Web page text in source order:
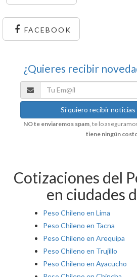
FACEBOOK
¿Quieres recibir
NO te enviaremos spam, te lo
tiene ningún
Cotizaciones del
en ciudades
Peso Chileno en Lima
Peso Chileno en Tacna
Peso Chileno en Arequipa
Peso Chileno en Trujillo
Peso Chileno en Ayacucho